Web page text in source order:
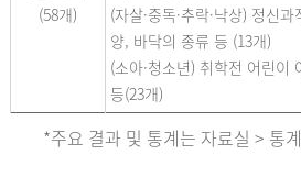
(58개)
(자살·중독·추락·낙상) 정신
양, 바닥의 종류 등 (13개)
(소아·청소년) 취학전 어린이
등(23개)
*주요 결과 및 통계는 자료실 > 통